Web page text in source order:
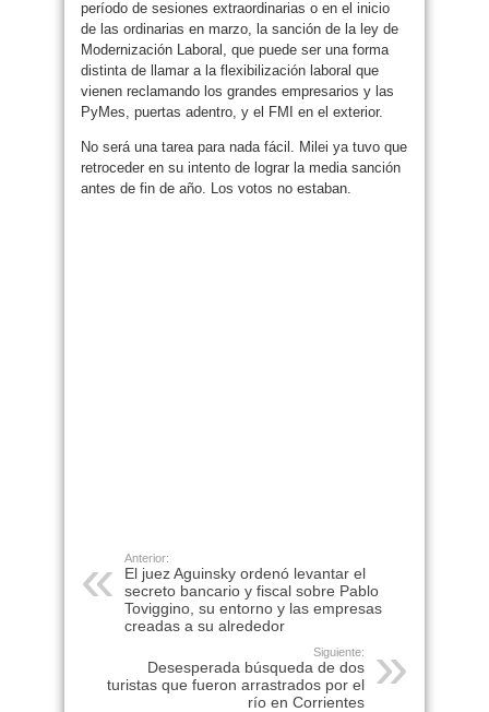
período de sesiones extraordinarias o en el inicio
de las ordinarias en marzo, la sanción de la ley de
Modernización Laboral, que puede ser una forma
distinta de llamar a la flexibilización laboral que
vienen reclamando los grandes empresarios y las
PyMes, puertas adentro, y el FMI en el exterior.
No será una tarea para nada fácil. Milei ya tuvo que
retroceder en su intento de lograr la media sanción
antes de fin de año. Los votos no estaban.
Anterior:
El juez Aguinsky ordenó levantar el
secreto bancario y fiscal sobre Pablo
Toviggino, su entorno y las empresas
creadas a su alrededor
Siguiente:
Desesperada búsqueda de dos
turistas que fueron arrastrados por el
río en Corrientes